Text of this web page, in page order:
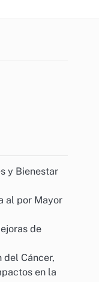
y Bienestar
al por Mayor
de
del Cáncer,
en la